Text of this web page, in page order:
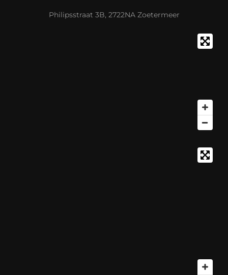
Philipsstraat 3B, 2722NA Zoetermeer